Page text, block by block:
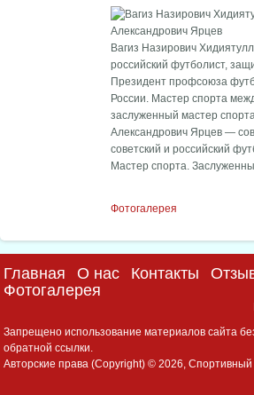
Вагиз Назирович
российский футболист,
Президент профсоюза
России. Мастер спорта
заслуженный мастер
Александрович Ярцев —
советский и российский
Мастер спорта.
Фотогалерея
Главная О нас Контакты
Фотогалерея
Запрещено использование материалов сайта
обратной ссылки.
Авторские права (Copyright) © 2026,